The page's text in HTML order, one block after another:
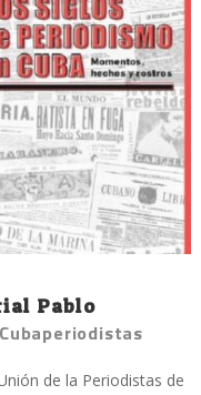
Pablo
de la Periodistas de